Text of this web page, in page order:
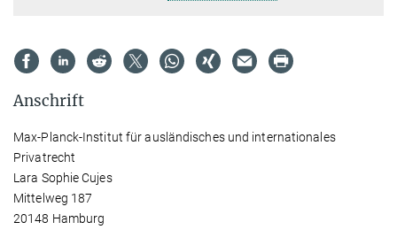
Anschrift
Max-Planck-Institut für ausländisches und internationales
Privatrecht
Lara Sophie Cujes
Mittelweg 187
20148 Hamburg